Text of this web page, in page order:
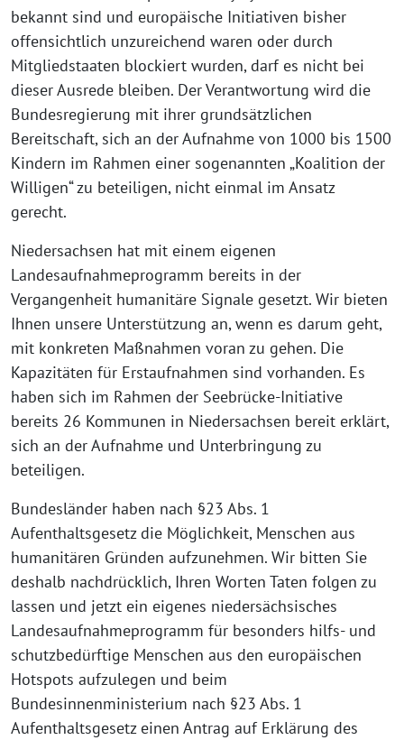
bekannt sind und europäische Initiativen bisher
offensichtlich unzureichend waren oder durch
Mitgliedstaaten blockiert wurden, darf es nicht bei
dieser Ausrede bleiben. Der Verantwortung wird die
Bundesregierung mit ihrer grundsätzlichen
Bereitschaft, sich an der Aufnahme von 1000 bis 1500
Kindern im Rahmen einer sogenannten „Koalition der
Willigen“ zu beteiligen, nicht einmal im Ansatz
gerecht.
Niedersachsen hat mit einem eigenen
Landesaufnahmeprogramm bereits in der
Vergangenheit humanitäre Signale gesetzt. Wir bieten
Ihnen unsere Unterstützung an, wenn es darum geht,
mit konkreten Maßnahmen voran zu gehen. Die
Kapazitäten für Erstaufnahmen sind vorhanden. Es
haben sich im Rahmen der Seebrücke-Initiative
bereits 26 Kommunen in Niedersachsen bereit erklärt,
sich an der Aufnahme und Unterbringung zu
beteiligen.
Bundesländer haben nach §23 Abs. 1
Aufenthaltsgesetz die Möglichkeit, Menschen aus
humanitären Gründen aufzunehmen. Wir bitten Sie
deshalb nachdrücklich, Ihren Worten Taten folgen zu
lassen und jetzt ein eigenes niedersächsisches
Landesaufnahmeprogramm für besonders hilfs- und
schutzbedürftige Menschen aus den europäischen
Hotspots aufzulegen und beim
Bundesinnenministerium nach §23 Abs. 1
Aufenthaltsgesetz einen Antrag auf Erklärung des